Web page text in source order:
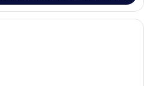
Zimmer | Minibar, Zimmersafe,